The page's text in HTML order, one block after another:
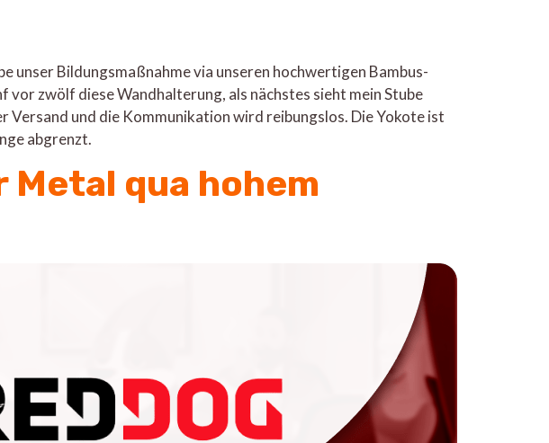
Bildungsmaßnahme via unseren hochwertigen Bambus-
zwölf diese Wandhalterung, als nächstes sieht mein Stube
Versand und die Kommunikation wird reibungslos. Die Yokote ist
abgrenzt.
qua hohem